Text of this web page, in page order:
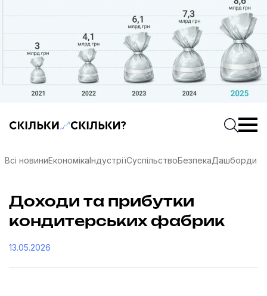
Скільки-скільки? — Медіа про суспільні даніПочати
Всі новиниЕкономікаІндустріїСуспільствоБезпекаДашборди
Доходи та прибутки
кондитерських фабрик
13.05.2026